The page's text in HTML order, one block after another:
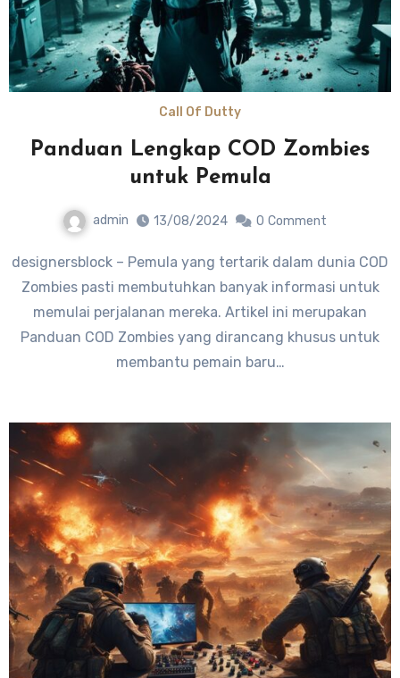
Call Of Dutty
Panduan Lengkap COD Zombies
untuk Pemula
admin 13/08/2024 0 Comment
designersblock – Pemula yang tertarik dalam dunia COD
Zombies pasti membutuhkan banyak informasi untuk
memulai perjalanan mereka. Artikel ini merupakan
Panduan COD Zombies yang dirancang khusus untuk
membantu pemain baru…